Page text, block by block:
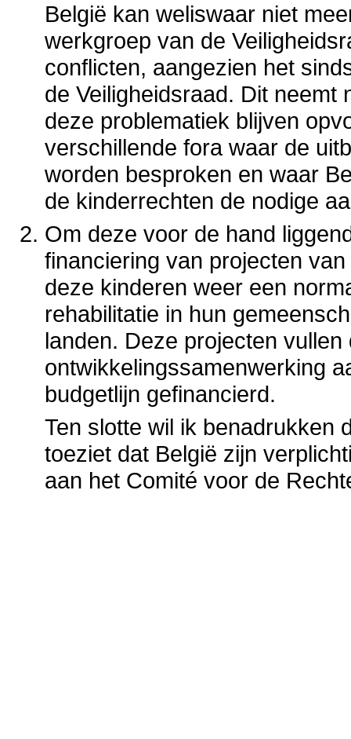
België kan weliswaar niet
werkgroep van de
conflicten, aangezien het
de Veiligheidsraad. Dit neemt
deze problematiek blijven
verschillende fora waar de
worden besproken en waar
de kinderrechten de nodige
Om deze voor de hand
financiering van projecten
deze kinderen weer een
rehabilitatie in hun
landen. Deze projecten
ontwikkelingssamenwerking
budgetlijn gefinancierd.
Ten slotte wil ik benadrukken
toeziet dat België zijn
aan het Comité voor de